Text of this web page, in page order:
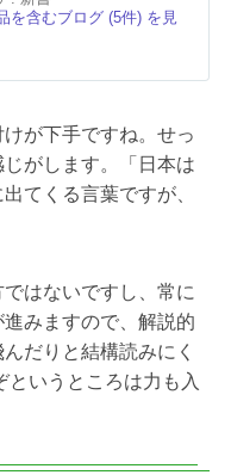
を含むブログ (5件) を見
が下手ですね。せっ
がします。「日本は
てくる言葉ですが、
はないですし、常に
みますので、解説的
だりと結構読みにく
というところは力も入